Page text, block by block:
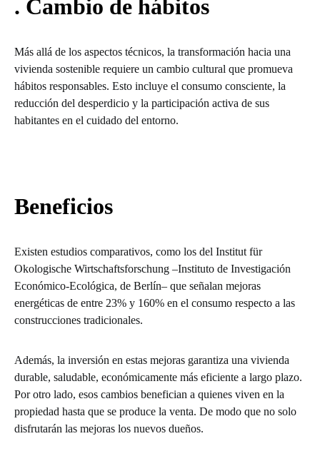
. Cambio de hábitos
Más allá de los aspectos técnicos, la transformación hacia una
vivienda sostenible requiere un cambio cultural que promueva
hábitos responsables. Esto incluye el consumo consciente, la
reducción del desperdicio y la participación activa de sus
habitantes en el cuidado del entorno.
Beneficios
Existen estudios comparativos, como los del Institut für
Okologische Wirtschaftsforschung –Instituto de Investigación
Económico-Ecológica, de Berlín– que señalan mejoras
energéticas de entre 23% y 160% en el consumo respecto a las
construcciones tradicionales.
Además, la inversión en estas mejoras garantiza una vivienda
durable, saludable, económicamente más eficiente a largo plazo.
Por otro lado, esos cambios benefician a quienes viven en la
propiedad hasta que se produce la venta. De modo que no solo
disfrutarán las mejoras los nuevos dueños.